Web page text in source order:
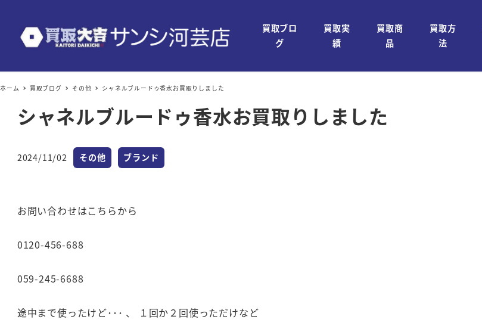
買取ブロ
グ
買取実
績
買取商
品
買取方
法
ホーム 買取ブログ その他 シャネルブルードゥ香水お買取りしました
シャネルブルードゥ香水お買取りしました
投稿日
2024/11/02 カテゴリー
その他 カテゴリー
ブランド
お問い合わせはこちらから
0120-456-688
059-245-6688
途中まで使ったけど･･･ 、 １回か２回使っただけなど